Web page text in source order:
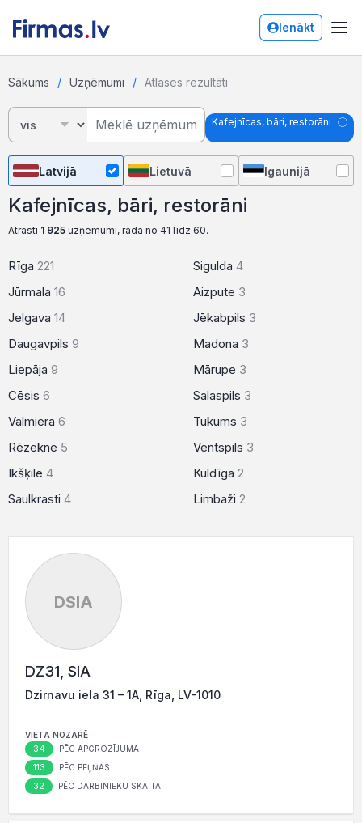
Ienākt
Sākums Uzņēmumi Atlases rezultāti
Kafejnīcas, bāri, restorāni
Latvijā Lietuvā Igaunijā
Kafejnīcas, bāri, restorāni
Atrasti 1 925 uzņēmumi, rāda no 41 līdz 60.
Rīga 221
Jūrmala 16
Jelgava 14
Daugavpils 9
Liepāja 9
Cēsis 6
Valmiera 6
Rēzekne 5
Ikšķile 4
Saulkrasti 4
Sigulda 4
Aizpute 3
Jēkabpils 3
Madona 3
Mārupe 3
Salaspils 3
Tukums 3
Ventspils 3
Kuldīga 2
Limbaži 2
DSIA
DZ31, SIA
Dzirnavu iela 31 – 1A, Rīga, LV-1010
VIETA NOZARĒ
34 PĒC APGROZĪJUMA
113 PĒC PEĻŅAS
32 PĒC DARBINIEKU SKAITA